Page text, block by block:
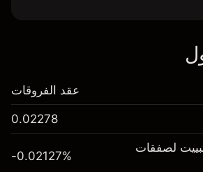
متاح للتداول من خلال عقود
عقد الفروقات
0.02278
لصفقات
-0.02127%